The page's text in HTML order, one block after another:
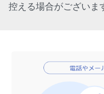
控える場合がございま